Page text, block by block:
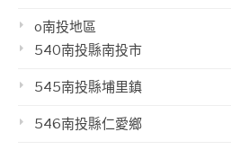
o南投地區
540南投縣南投市
545南投縣埔里鎮
546南投縣仁愛鄉